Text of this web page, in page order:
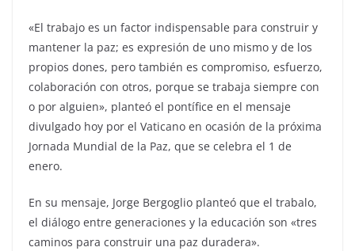
«El trabajo es un factor indispensable para construir y
mantener la paz; es expresión de uno mismo y de los
propios dones, pero también es compromiso, esfuerzo,
colaboración con otros, porque se trabaja siempre con
o por alguien», planteó el pontífice en el mensaje
divulgado hoy por el Vaticano en ocasión de la próxima
Jornada Mundial de la Paz, que se celebra el 1 de
enero.
En su mensaje, Jorge Bergoglio planteó que el trabalo,
el diálogo entre generaciones y la educación son «tres
caminos para construir una paz duradera».